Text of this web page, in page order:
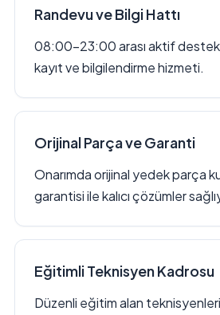
Randevu ve Bilgi Hattı
08:00–23:00 arası aktif destek
kayıt ve bilgilendirme hizmeti.
Orijinal Parça ve Garanti
Onarımda orijinal yedek parça
garantisi ile kalıcı çözümler
Eğitimli Teknisyen Kadrosu
Düzenli eğitim alan